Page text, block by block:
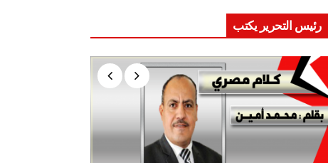
رئيس التحرير يكتب